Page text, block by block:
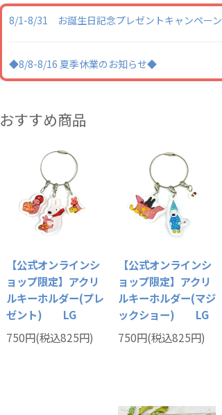
8/1-8/31 お誕生日記念プレゼントキャンペーン
◆8/8-8/16 夏季休業のお知らせ◆
おすすめ商品
【公式オンラインシ
ョップ限定】アクリ
ルキーホルダー(プレ
ゼント) LG
750円(税込825円)
【公式オンラインシ
ョップ限定】アクリ
ルキーホルダー(マジ
ックショー) LG
750円(税込825円)